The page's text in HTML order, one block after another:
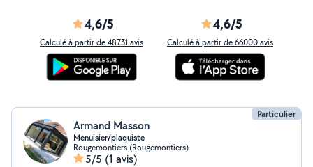
4,6/5
Calculé à partir de 48731 avis
4,6/5
Calculé à partir de 66000 avis
Particulier
Armand Masson
Menuisier/plaquiste
Rougemontiers (Rougemontiers)
5/5 (1 avis)